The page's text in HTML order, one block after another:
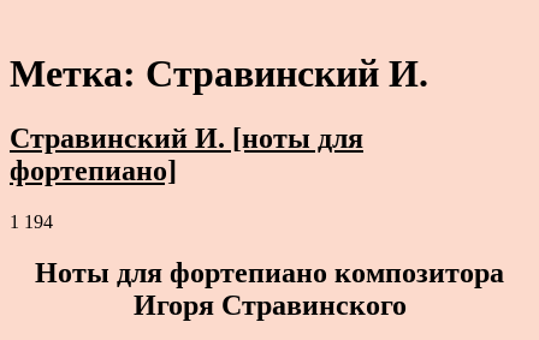
Метка: Стравинский И.
Стравинский И. [ноты для
фортепиано]
1 194
Ноты для фортепиано композитора
Игоря Стравинского